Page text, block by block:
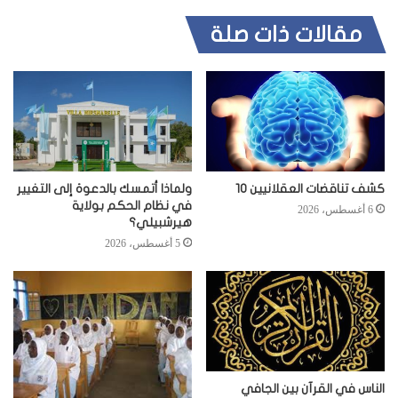
مقالات ذات صلة
كشف تناقضات العقلانيين 10
6 أغسطس، 2026
ولماذا أتمسك بالدعوة إلى التغيير
في نظام الحكم بولاية
هيرشبيلي؟
5 أغسطس، 2026
الناس في القرآن بين الجافي